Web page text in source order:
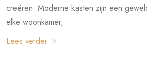
creëren. Moderne kasten zijn een
elke woonkamer,
Lees verder